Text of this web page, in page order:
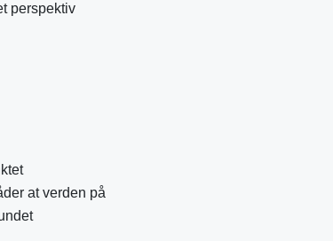
perspektiv
at verden på